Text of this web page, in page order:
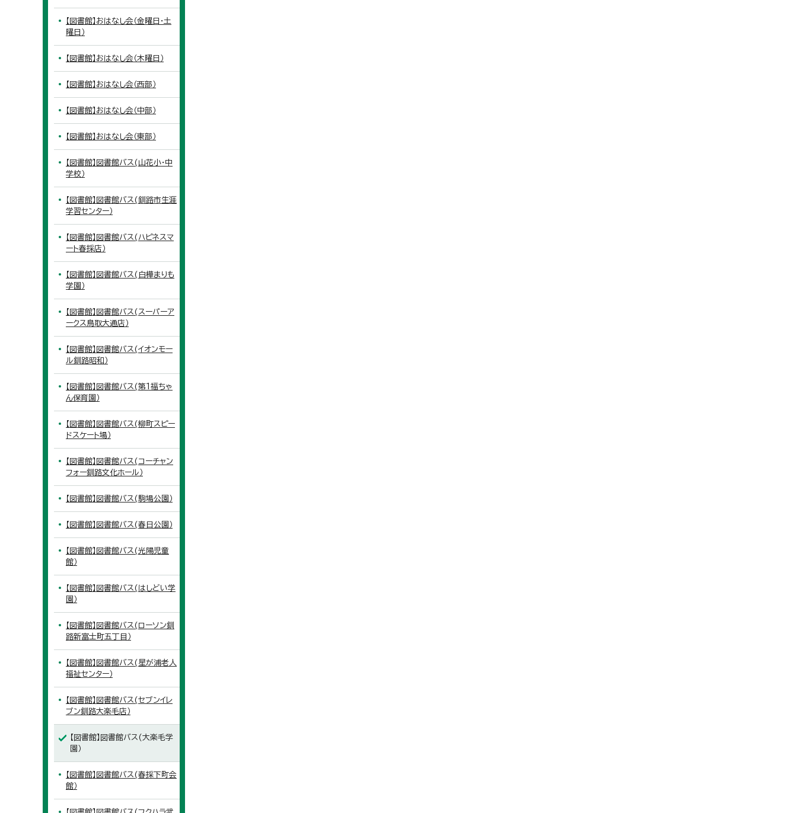
【図書館】おはなし会（金曜日・土
曜日）
【図書館】おはなし会（木曜日）
【図書館】おはなし会（西部）
【図書館】おはなし会（中部）
【図書館】おはなし会（東部）
【図書館】図書館バス(山花小・中
学校）
【図書館】図書館バス(釧路市生涯
学習センター）
【図書館】図書館バス(ハピネスマ
ート春採店）
【図書館】図書館バス(白樺まりも
学園）
【図書館】図書館バス(スーパーア
ークス鳥取大通店）
【図書館】図書館バス(イオンモー
ル釧路昭和）
【図書館】図書館バス(第1福ちゃ
ん保育園）
【図書館】図書館バス(柳町スピー
ドスケート場）
【図書館】図書館バス(コーチャン
フォー釧路文化ホール）
【図書館】図書館バス(駒場公園）
【図書館】図書館バス(春日公園）
【図書館】図書館バス(光陽児童
館）
【図書館】図書館バス(はしどい学
園）
【図書館】図書館バス(ローソン釧
路新富士町五丁目）
【図書館】図書館バス(星が浦老人
福祉センター）
【図書館】図書館バス(セブンイレ
ブン釧路大楽毛店）
【図書館】図書館バス(大楽毛学
園）
【図書館】図書館バス(春採下町会
館）